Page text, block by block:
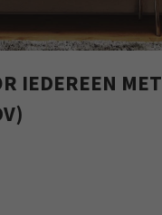
IEDEREEN MET